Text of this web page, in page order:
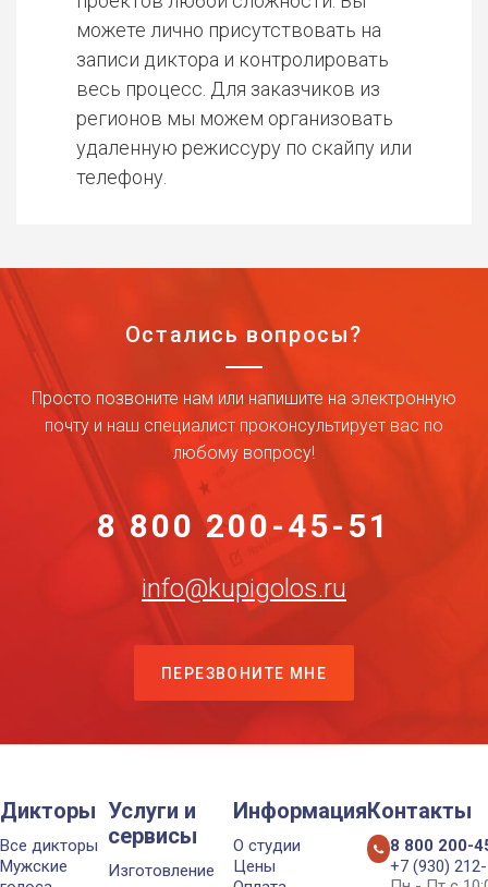
можете лично присутствовать на
записи диктора и контролировать
весь процесс. Для заказчиков из
регионов мы можем организовать
удаленную режиссуру по скайпу или
телефону.
Остались вопросы?
Просто позвоните нам или напишите на электронную
почту и наш специалист проконсультирует вас по
любому вопросу!
8 800 200-45-51
info@kupigolos.ru
ПЕРЕЗВОНИТЕ МНЕ
Дикторы
Все дикторы
Мужские
Услуги и
сервисы
Изготовление
Информация
О студии
Цены
Контакты
8 800 200-
+7 (930)